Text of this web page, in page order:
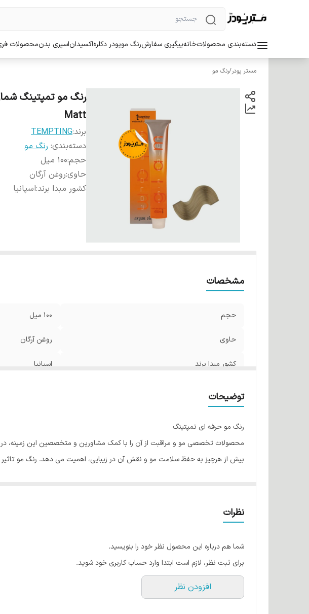
دسته‌بندی محصولاتخانهپیگیری سفارشرنگ موپودر دکلرهاکسیداناسپری بدنمحصولات
مستر پودر/رنگ مو
Matt
برند:TEMPTING
دسته‌بندی: رنگ مو
حجم:100 میل
حاوی:روغن آرگان
کشور مبدا برند:اسپانیا
مشخصات
حجم 100 میل
حاوی روغن آرگان
کشور مبدا برند اسپانیا
توضیحات
رنگ مو حرفه ای تمپتینگ
محصولات تخصصی مو و مراقبت از آن را با کمک مشاورین و متخصصین این زمینه،
بیش از هرچیز به حفظ سلامت مو و نقش آن در زیبایی، اهمیت می دهد. رنگ مو تاثیر
عنوان خشک نمی کند. مهم ترین ترکیب بازسازی کننده و آنتی اکسیدان موجود در این
طرز استفاده:
نظرات
شما هم درباره این محصول نظر خود را بنویسید.
برای ثبت نظر، لازم است ابتدا وارد حساب کاربری خود شوید.
افزودن نظر